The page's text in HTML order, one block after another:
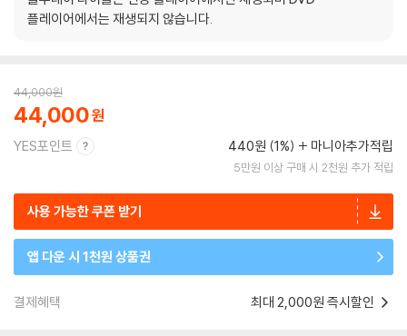
플레이어에서는 재생되지 않습니다.
44,000원
44,000
YES포인트 440원 (1%) 마니아추가적립
5만원 이상 구매 시 2천원 추가 적립
사용 가능한 쿠폰 받기
앱 다운 시 1천원 상품권
결제혜택 최대 2,000원 즉시할인